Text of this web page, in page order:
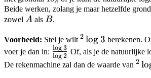
Beide werken, zolang je maar hetzelfde
zowel A
A als B
B.
Voorbeeld: Stel je wilt ^2\log
3
2 log3 berekenen.
voer je dan in: \frac{\log
3}{\log
log 2
log 3 Of, als je de natuurlijke
De rekenmachine zal dan de waarde van 2 lo